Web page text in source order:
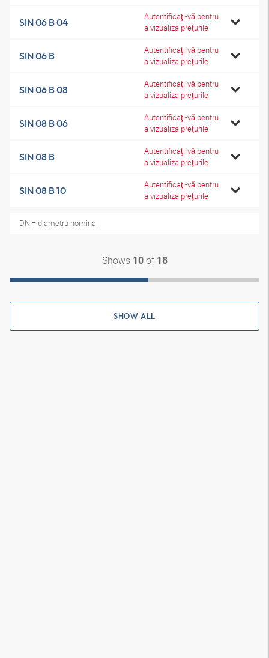
SIN 06 B 04
Autentificaţi-vă pentru
a vizualiza preţurile
SIN 06 B
Autentificaţi-vă pentru
a vizualiza preţurile
SIN 06 B 08
Autentificaţi-vă pentru
a vizualiza preţurile
SIN 08 B 06
Autentificaţi-vă pentru
a vizualiza preţurile
SIN 08 B
Autentificaţi-vă pentru
a vizualiza preţurile
SIN 08 B 10
Autentificaţi-vă pentru
a vizualiza preţurile
DN = diametru nominal
Shows 10of 18
SHOW ALL